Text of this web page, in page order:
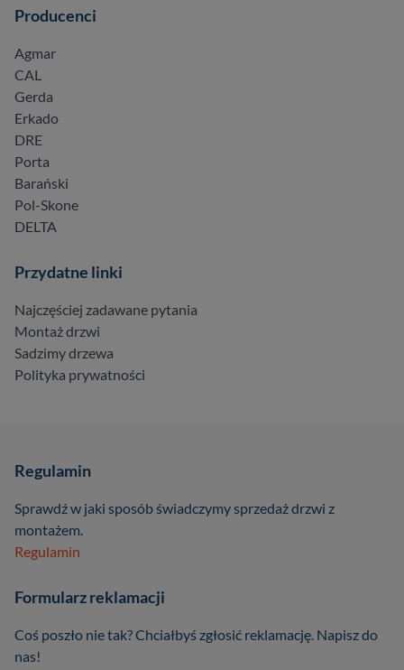
Producenci
Agmar
CAL
Gerda
Erkado
DRE
Porta
Barański
Pol-Skone
DELTA
Przydatne linki
Najczęściej zadawane pytania
Montaż drzwi
Sadzimy drzewa
Polityka prywatności
Regulamin
Sprawdź w jaki sposób świadczymy sprzedaż drzwi z
montażem.
Regulamin
Formularz reklamacji
Coś poszło nie tak? Chciałbyś zgłosić reklamację. Napisz do
nas!